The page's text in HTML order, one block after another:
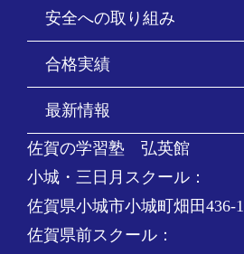
安全への取り組み
合格実績
最新情報
佐賀の学習塾 弘英館
小城・三日月スクール：
佐賀県小城市小城町畑田436-1
佐賀県前スクール：